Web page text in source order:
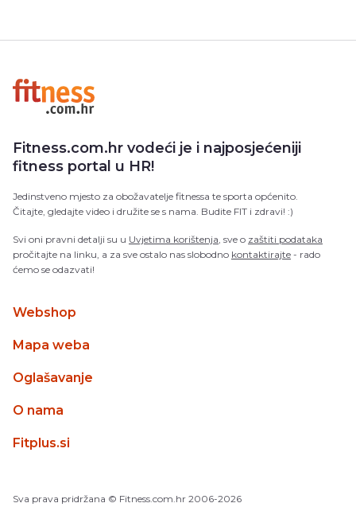
Fitness.com.hr vodeći je i najposjećeniji
fitness portal u HR!
Jedinstveno mjesto za obožavatelje fitnessa te sporta općenito.
Čitajte, gledajte video i družite se s nama. Budite FIT i zdravi! :)
Svi oni pravni detalji su u Uvjetima korištenja , sve o zaštiti podataka
pročitajte na linku, a za sve ostalo nas slobodno kontaktirajte - rado
ćemo se odazvati!
Webshop
Mapa weba
Oglašavanje
O nama
Fitplus.si
Sva prava pridržana © Fitness.com.hr 2006-2026